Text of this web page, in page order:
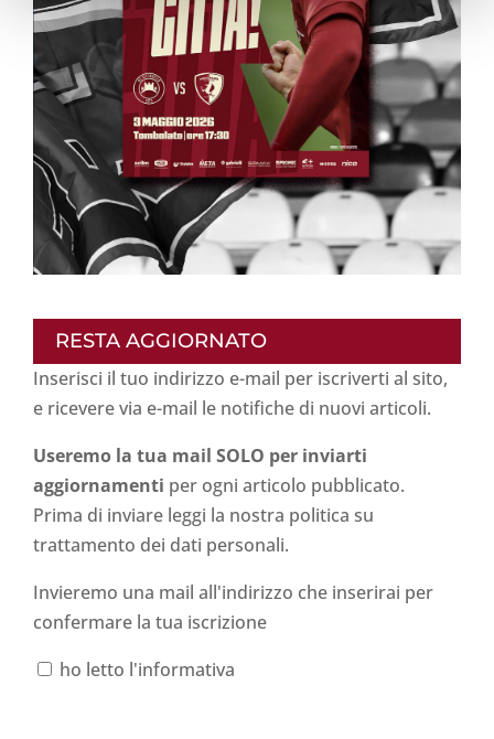
RESTA AGGIORNATO
Inserisci il tuo indirizzo e-mail per iscriverti al sito,
e ricevere via e-mail le notifiche di nuovi articoli.
Useremo la tua mail SOLO per inviarti
aggiornamenti per ogni articolo pubblicato.
Prima di inviare leggi la nostra politica su
trattamento dei dati personali.
Invieremo una mail all'indirizzo che inserirai per
confermare la tua iscrizione
ho letto l'informativa